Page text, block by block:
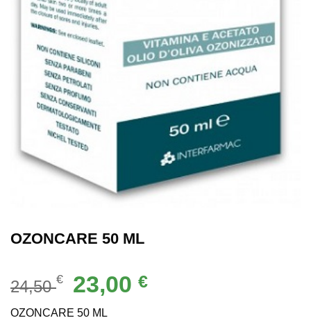
OZONCARE 50 ML
24,50€
Il
prezzo
originale
23,00€Il
OZONCARE 50 ML